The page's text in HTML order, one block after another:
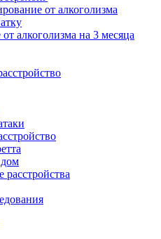
от алкоголизма
алкоголизма на 3 месяца
расстройства